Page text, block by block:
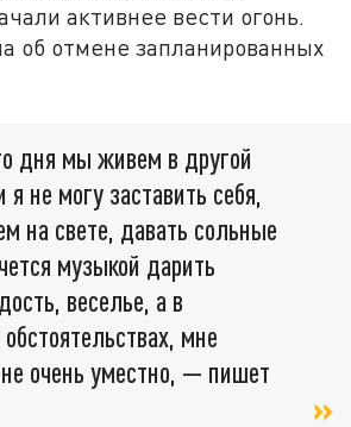
активнее вести огонь.
об отмене запланированных
дня мы живем в другой
я не могу заставить себя,
на свете, давать сольные
музыкой дарить
веселье, а в
мне
очень уместно, — пишет